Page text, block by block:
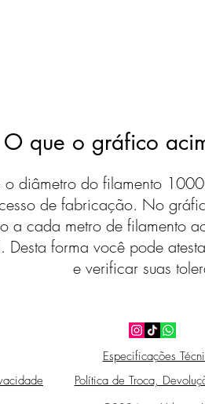
O que o gráfico
diâmetro do filamento
de fabricação. No
a cada metro de filamento
Desta forma você pode
e verificar suas
Especificações
Política de Troca,